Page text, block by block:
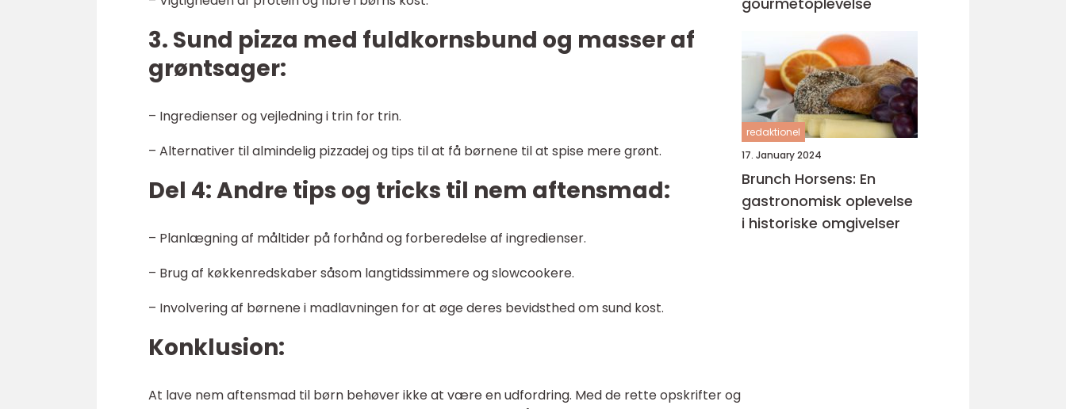
3. Sund pizza med fuldkornsbund og masser af
grøntsager:
– Ingredienser og vejledning i trin for trin.
– Alternativer til almindelig pizzadej og tips til at få børnene til at spise mere grønt.
Del 4: Andre tips og tricks til nem aftensmad:
– Planlægning af måltider på forhånd og forberedelse af ingredienser.
– Brug af køkkenredskaber såsom langtidssimmere og slowcookere.
– Involvering af børnene i madlavningen for at øge deres bevidsthed om sund kost.
Konklusion:
At lave nem aftensmad til børn behøver ikke at være en udfordring. Med de rette opskrifter og
redaktionel
17. January 2024
Brunch Horsens: En
gastronomisk oplevelse
i historiske omgivelser